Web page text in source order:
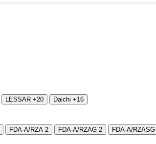
LESSAR +20 Daichi +16
FDA-A/RZA 2 FDA-A/RZAG 2
FDA-A/RZASG